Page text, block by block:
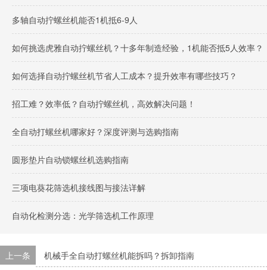
多轴自动拧螺丝机能否1机抵6-9人
如何挑选虎雅自动拧螺丝机？十多年制造经验，1机能否抵5人效率？
如何选择自动拧螺丝机节省人工成本？提升效率有哪些技巧？
招工难？效率低？自动拧螺丝机，高效解决问题！
全自动打螺丝机哪家好？深度评测与选购指南
圆形垫片自动锁螺丝机选购指南
三项电葵花筛选机接线图与接法详解
自动化检测分选：光学筛选机工作原理
上一条 机械手全自动打螺丝机能拆吗？拆卸指南